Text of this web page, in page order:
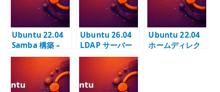
ldapmodify の
Ubuntu 22.04
Samba 構築 –
LDAP 認証と
Ubuntu 26.04
LDAP サーバー
の基本設定 – 389
Server でディレ
クトリ基盤を作
Ubuntu 22.04
ホームディレク